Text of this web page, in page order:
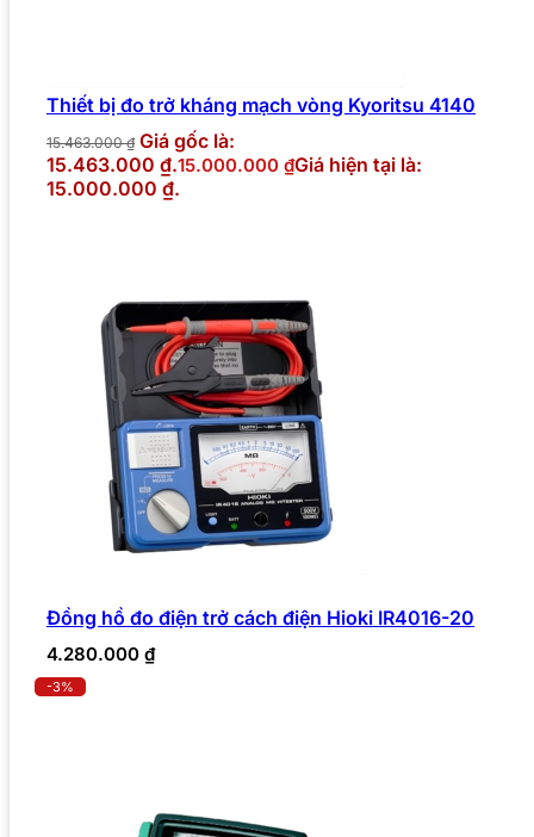
Thiết bị đo trở kháng mạch vòng Kyoritsu 4140
15.463.000₫ Giá gốc là:
15.463.000 ₫.15.000.000 ₫Giá hiện tại là:
15.000.000 ₫.
Đồng hồ đo điện trở cách điện Hioki IR4016-20
4.280.000 ₫
-3%